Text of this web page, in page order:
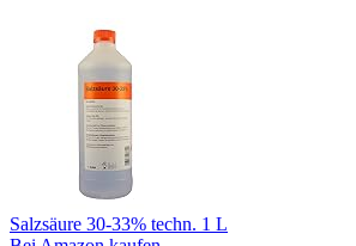
Salzsäure 30-33% techn. 1 L